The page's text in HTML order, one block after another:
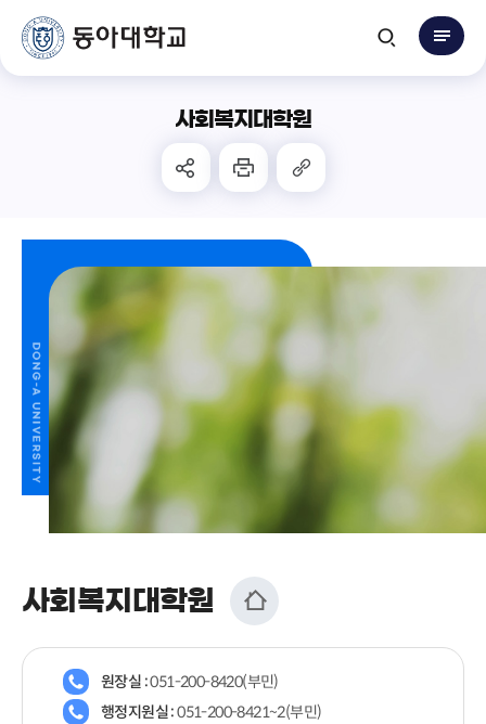
사회복지대학원
사회복지대학원
원장실 :051-200-8420(부민)
행정지원실 :051-200-8421~2(부민)